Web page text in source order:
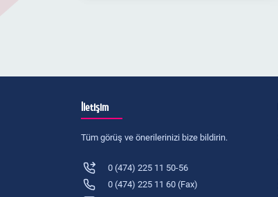
İletişim
Tüm görüş ve önerilerinizi bize bildirin.
0 (474) 225 11 50-56
0 (474) 225 11 60 (Fax)